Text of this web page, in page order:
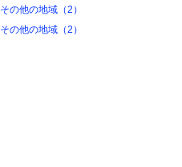
その他の地域（2）
その他の地域（2）